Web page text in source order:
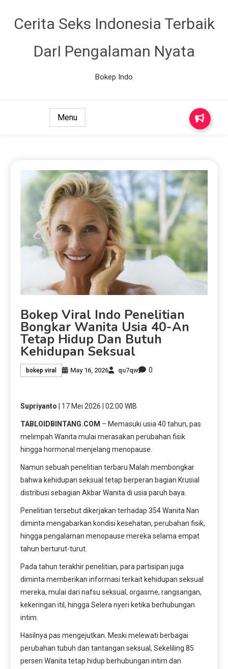
Cerita Seks Indonesia Terbaik
DarI Pengalaman Nyata
Bokep Indo
Menu
Bokep Viral Indo Penelitian
Bongkar Wanita Usia 40-An
Tetap Hidup Dan Butuh
Kehidupan Seksual
bokep viral May 16, 2026 qu7qw 0
Supriyanto | 17 Mei 2026 | 02:00 WIB
TABLOIDBINTANG.COM – Memasuki usia 40 tahun, pas
melimpah Wanita mulai merasakan perubahan fisik
hingga hormonal menjelang menopause.
Namun sebuah penelitian terbaru Malah membongkar
bahwa kehidupan seksual tetap berperan bagian Krusial
distribusi sebagian Akbar Wanita di usia paruh baya.
Penelitian tersebut dikerjakan terhadap 354 Wanita Nan
diminta mengabarkan kondisi kesehatan, perubahan fisik,
hingga pengalaman menopause mereka selama empat
tahun berturut-turut.
Pada tahun terakhir penelitian, para partisipan juga
diminta memberikan informasi terkait kehidupan seksual
mereka, mulai dari nafsu seksual, orgasme, rangsangan,
kekeringan itil, hingga Selera nyeri ketika berhubungan
intim.
Hasilnya pas mengejutkan. Meski melewati berbagai
perubahan tubuh dan tantangan seksual, Sekeliling 85
persen Wanita tetap hidup berhubungan intim dan